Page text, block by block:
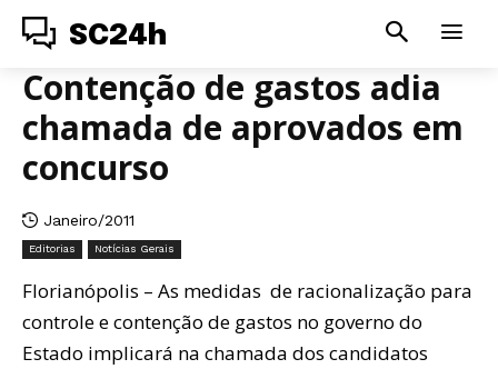
SC24h
Contenção de gastos adia
chamada de aprovados em
concurso
Janeiro/2011
Editorias Notícias Gerais
Florianópolis – As medidas de racionalização para
controle e contenção de gastos no governo do
Estado implicará na chamada dos candidatos